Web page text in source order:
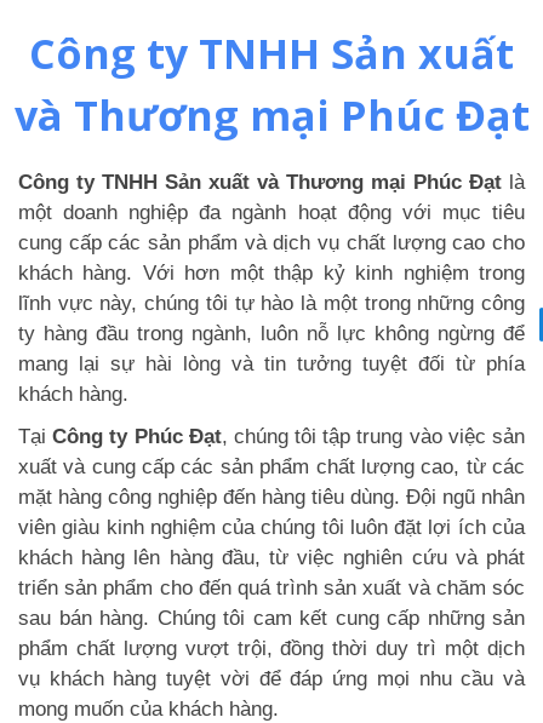
Công ty TNHH Sản xuất
và Thương mại Phúc Đạt
Công ty TNHH Sản xuất và Thương mại Phúc Đạt là
một doanh nghiệp đa ngành hoạt động với mục tiêu
cung cấp các sản phẩm và dịch vụ chất lượng cao cho
khách hàng. Với hơn một thập kỷ kinh nghiệm trong
lĩnh vực này, chúng tôi tự hào là một trong những công
ty hàng đầu trong ngành, luôn nỗ lực không ngừng để
mang lại sự hài lòng và tin tưởng tuyệt đối từ phía
khách hàng.
TạiCông ty Phúc Đạt, chúng tôi tập trung vào việc sản
xuất và cung cấp các sản phẩm chất lượng cao, từ các
mặt hàng công nghiệp đến hàng tiêu dùng. Đội ngũ nhân
viên giàu kinh nghiệm của chúng tôi luôn đặt lợi ích của
khách hàng lên hàng đầu, từ việc nghiên cứu và phát
triển sản phẩm cho đến quá trình sản xuất và chăm sóc
sau bán hàng. Chúng tôi cam kết cung cấp những sản
phẩm chất lượng vượt trội, đồng thời duy trì một dịch
vụ khách hàng tuyệt vời để đáp ứng mọi nhu cầu và
mong muốn của khách hàng.